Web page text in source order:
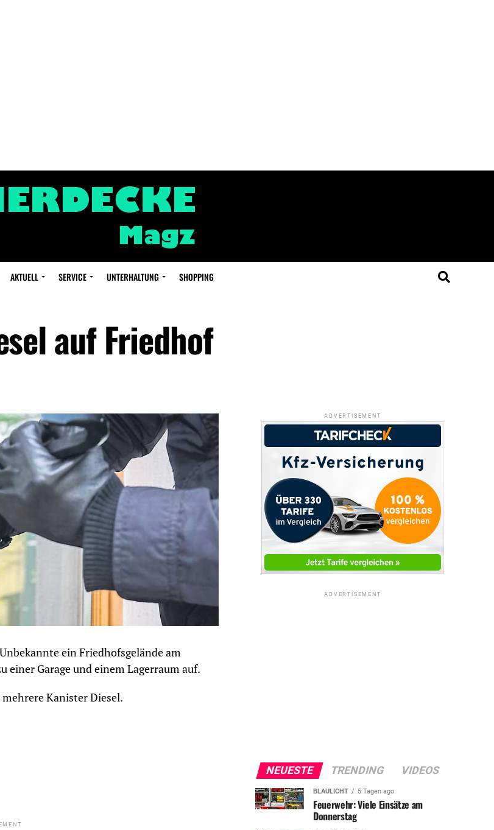
AKTUELL SERVICE UNTERHALTUNG SHOPPING
auf Friedhof
ein Friedhofsgelände am
einer Garage und einem Lagerraum auf.
Kanister Diesel.
ADVERTISEMENT
ADVERTISEMENT
NEUESTE TRENDING VIDEOS
BLAULICHT 5 Tagen ago
Feuerwehr: Viele Einsätze am
Donnerstag